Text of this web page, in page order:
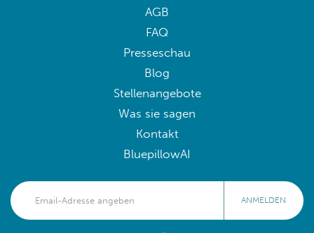
AGB
FAQ
Presseschau
Blog
Stellenangebote
Was sie sagen
Kontakt
BluepillowAI
ANMELDEN